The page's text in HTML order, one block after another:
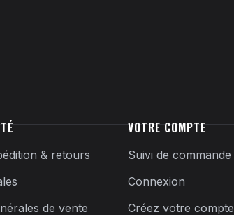
& retours
de vente
VOTRE COMPTE
Suivi de commande
Connexion
Créez votre compte